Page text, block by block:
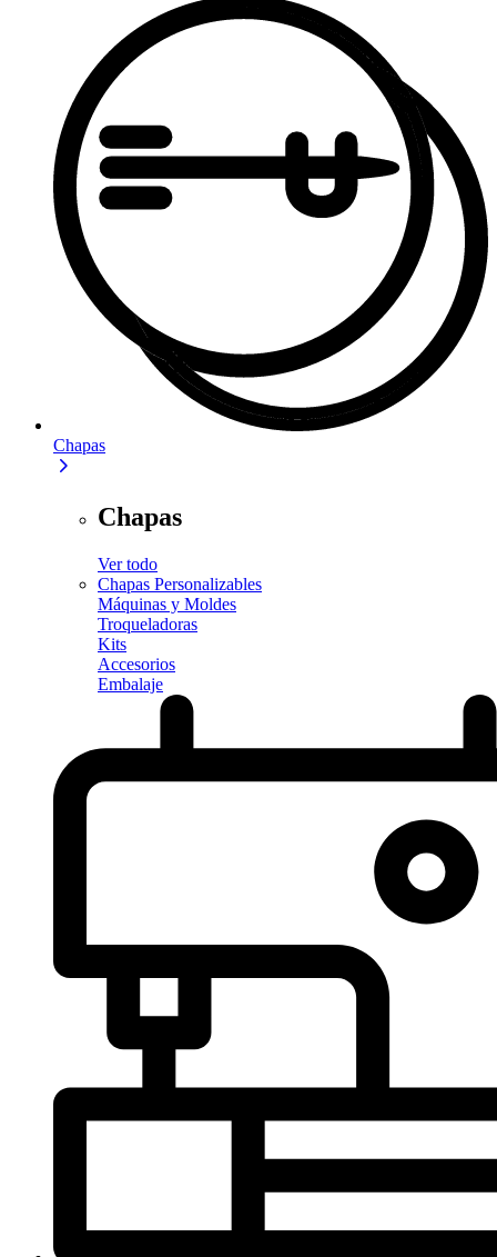
Chapas
Chapas
Ver todo
Chapas Personalizables
Máquinas y Moldes
Troqueladoras
Kits
Accesorios
Embalaje